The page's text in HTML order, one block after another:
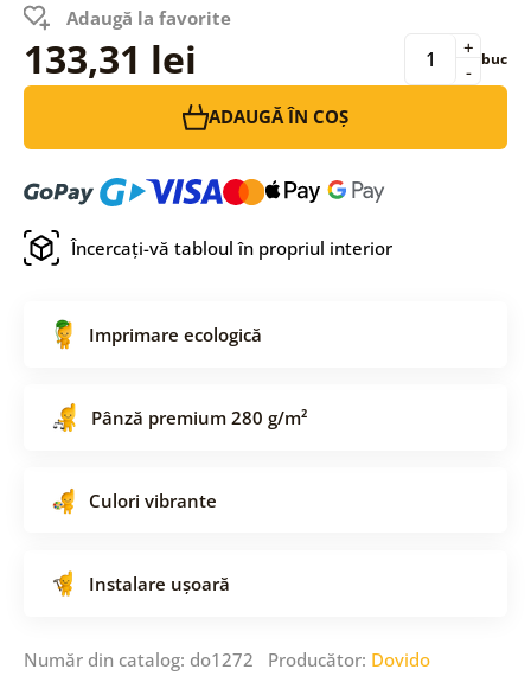
Adaugă la favorite
133,31 lei -
+ buc
ADAUGĂ ÎN COȘ
Încercați-vă tabloul în propriul interior
Imprimare ecologică
Pânză premium 280 g/m²
Culori vibrante
Instalare ușoară
Număr din catalog: do1272 Producător: Dovido